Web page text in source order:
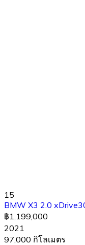
15
BMW X3 2.0
฿1,199,000
2021
97,000 กิโลเมตร